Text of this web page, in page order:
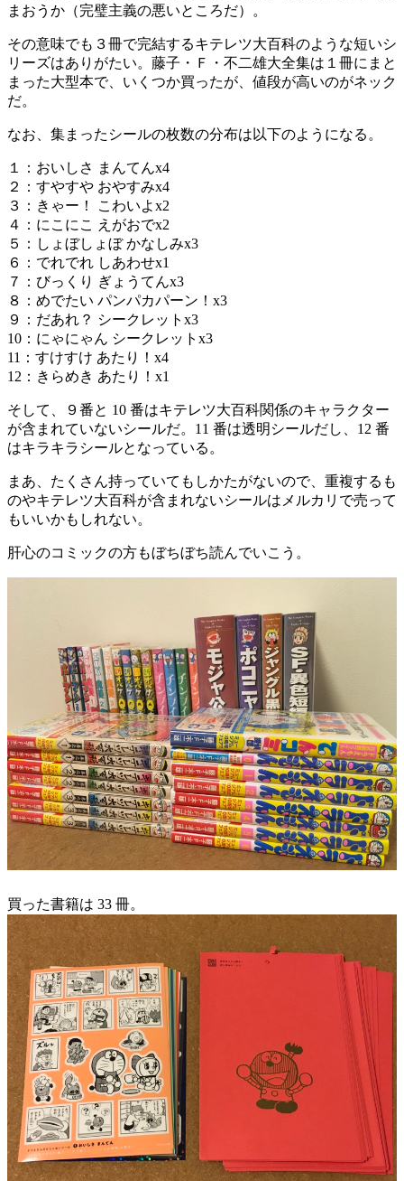
まおうか（完璧主義の悪いところだ）。
その意味でも３冊で完結するキテレツ大百科のような短いシ
リーズはありがたい。藤子・Ｆ・不二雄大全集は１冊にまと
まった大型本で、いくつか買ったが、値段が高いのがネック
だ。
なお、集まったシールの枚数の分布は以下のようになる。
１：おいしさ まんてんx4
２：すやすや おやすみx4
３：きゃー！ こわいよx2
４：にこにこ えがおでx2
５：しょぼしょぼ かなしみx3
６：でれでれ しあわせx1
７：びっくり ぎょうてんx3
８：めでたい パンパカパーン！x3
９：だあれ？ シークレットx3
10：にゃにゃん シークレットx3
11：すけすけ あたり！x4
12：きらめき あたり！x1
そして、９番と 10 番はキテレツ大百科関係のキャラクター
が含まれていないシールだ。11 番は透明シールだし、12 番
はキラキラシールとなっている。
まあ、たくさん持っていてもしかたがないので、重複するも
のやキテレツ大百科が含まれないシールはメルカリで売って
もいいかもしれない。
肝心のコミックの方もぼちぼち読んでいこう。
買った書籍は 33 冊。